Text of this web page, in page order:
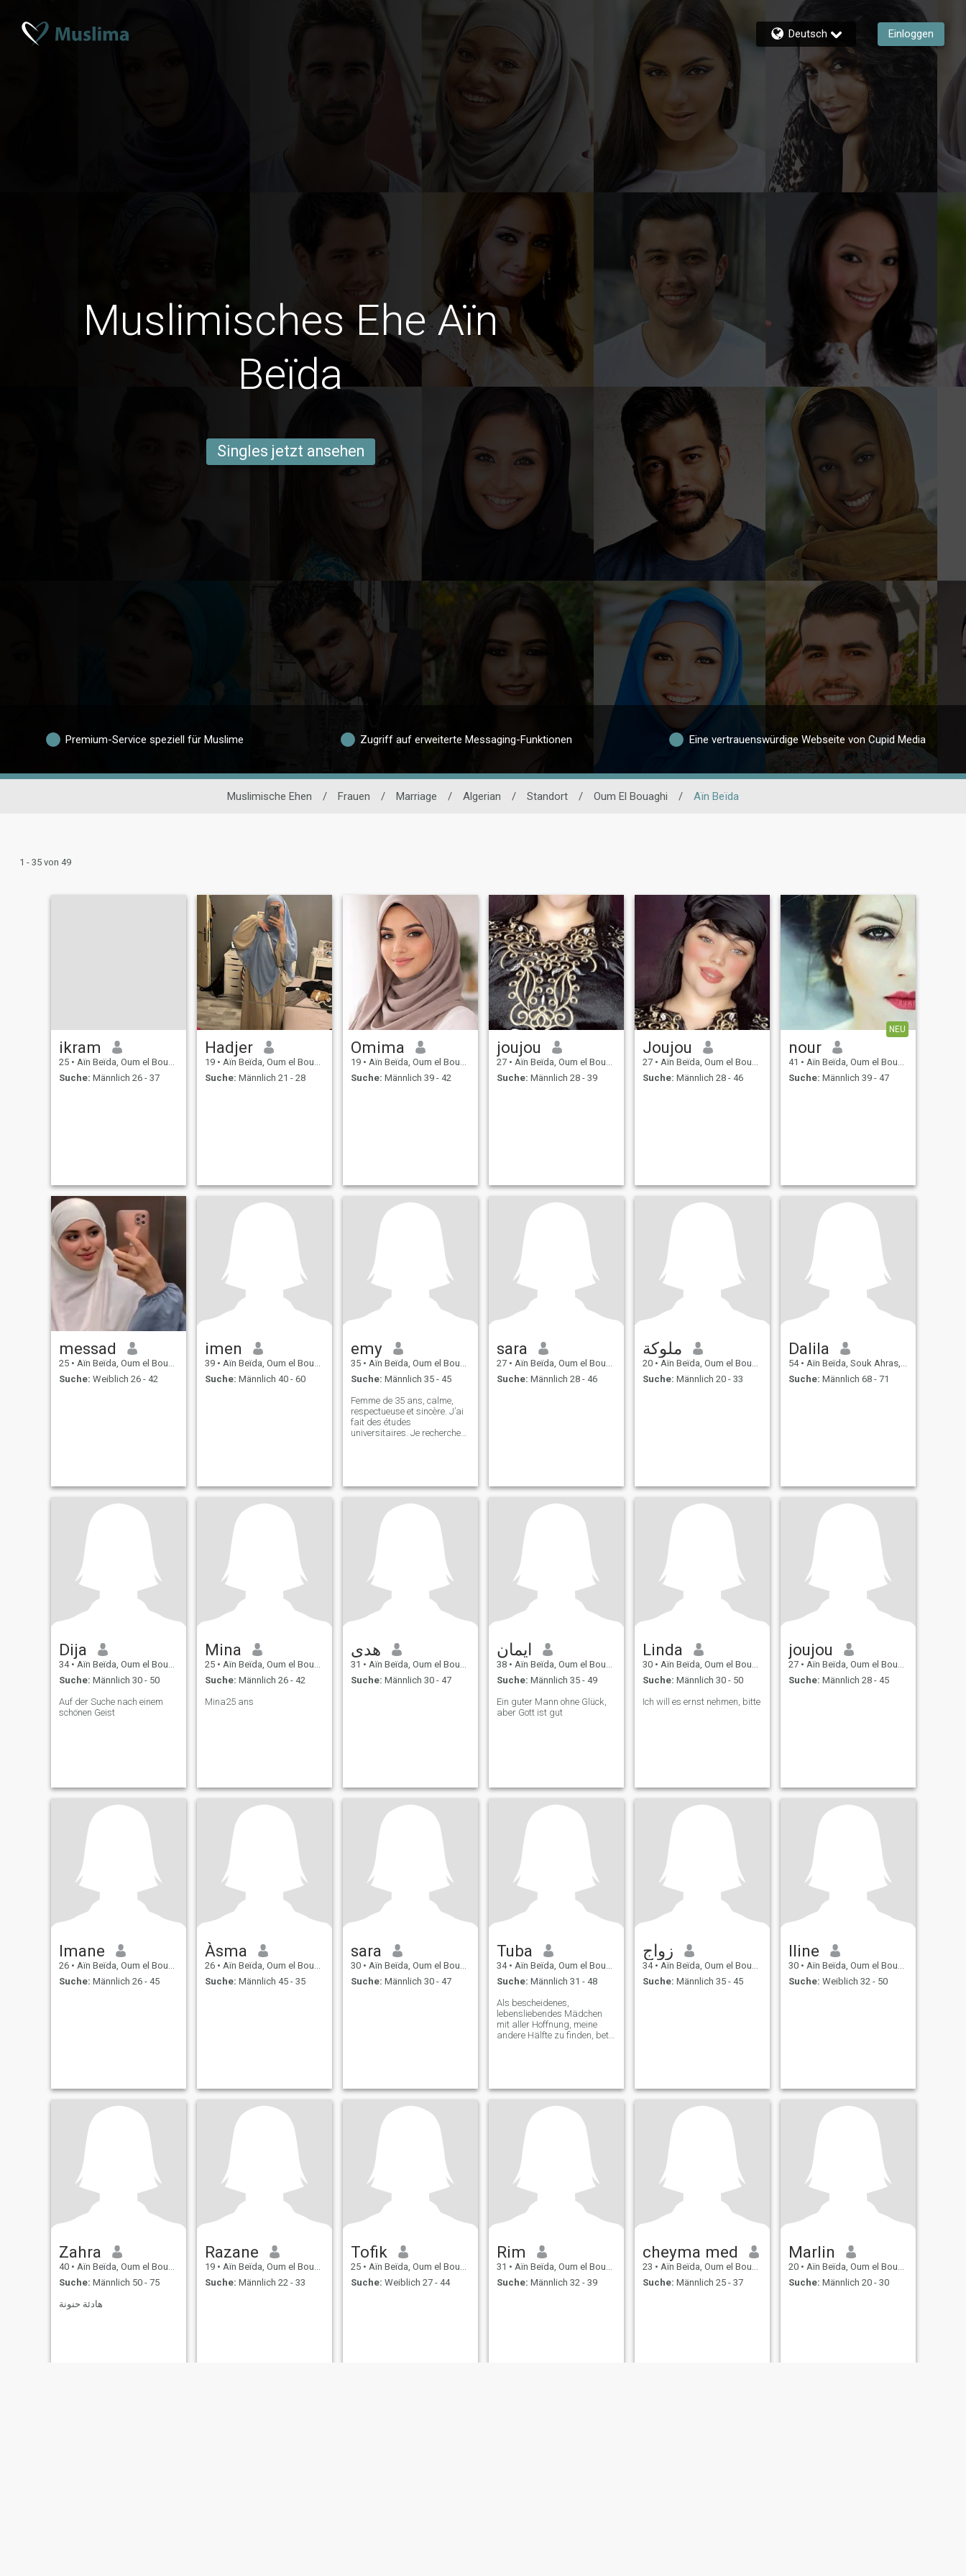
Deutsch Einloggen
Muslimisches Ehe Aïn
Beïda
Singles jetzt ansehen
Premium-Service speziell für Muslime Zugriff auf erweiterte Messaging-Funktionen Eine vertrauenswürdige Webseite von Cupid Media
Muslimische Ehen / Frauen / Marriage / Algerian / Standort / Oum El Bouaghi / Aïn Beïda
1 - 35 von 49
ikram
25 • Aïn Beïda, Oum el Bouaghi, Algerien
Suche: Männlich 26 - 37
Hadjer
19 • Aïn Beïda, Oum el Bouaghi, Algerien
Suche: Männlich 21 - 28
Omima
19 • Aïn Beïda, Oum el Bouaghi, Algerien
Suche: Männlich 39 - 42
joujou
27 • Aïn Beïda, Oum el Bouaghi, Algerien
Suche: Männlich 28 - 39
Joujou
27 • Aïn Beïda, Oum el Bouaghi, Algerien
Suche: Männlich 28 - 46
NEU
nour
41 • Aïn Beïda, Oum el Bouaghi, Algerien
Suche: Männlich 39 - 47
messad
25 • Aïn Beïda, Oum el Bouaghi, Algerien
Suche: Weiblich 26 - 42
imen
39 • Aïn Beïda, Oum el Bouaghi, Algerien
Suche: Männlich 40 - 60
emy
35 • Aïn Beïda, Oum el Bouaghi, Algerien
Suche: Männlich 35 - 45
Femme de 35 ans, calme,
respectueuse et sincère. J’ai
fait des études
universitaires. Je recherche
sara
27 • Aïn Beïda, Oum el Bouaghi, Algerien
Suche: Männlich 28 - 46
ملوكة
20 • Aïn Beïda, Oum el Bouaghi, Algerien
Suche: Männlich 20 - 33
Dalila
54 • Aïn Beïda, Souk Ahras, Algerien
Suche: Männlich 68 - 71
Dija
34 • Aïn Beïda, Oum el Bouaghi, Algerien
Suche: Männlich 30 - 50
Auf der Suche nach einem
schönen Geist
Mina
25 • Aïn Beïda, Oum el Bouaghi, Algerien
Suche: Männlich 26 - 42
Mina25 ans
هدى
31 • Aïn Beïda, Oum el Bouaghi, Algerien
Suche: Männlich 30 - 47
ايمان
38 • Aïn Beïda, Oum el Bouaghi, Algerien
Suche: Männlich 35 - 49
Ein guter Mann ohne Glück,
aber Gott ist gut
Linda
30 • Aïn Beïda, Oum el Bouaghi, Algerien
Suche: Männlich 30 - 50
Ich will es ernst nehmen, bitte
joujou
27 • Aïn Beïda, Oum el Bouaghi, Algerien
Suche: Männlich 28 - 45
Imane
26 • Aïn Beïda, Oum el Bouaghi, Algerien
Suche: Männlich 26 - 45
Àsma
26 • Aïn Beïda, Oum el Bouaghi, Algerien
Suche: Männlich 45 - 35
sara
30 • Aïn Beïda, Oum el Bouaghi, Algerien
Suche: Männlich 30 - 47
Tuba
34 • Aïn Beïda, Oum el Bouaghi, Algerien
Suche: Männlich 31 - 48
Als bescheidenes,
lebensliebendes Mädchen
mit aller Hoffnung, meine
andere Hälfte zu finden, bete
زواج
34 • Aïn Beïda, Oum el Bouaghi, Algerien
Suche: Männlich 35 - 45
Iline
30 • Aïn Beïda, Oum el Bouaghi, Algerien
Suche: Weiblich 32 - 50
Zahra
40 • Aïn Beïda, Oum el Bouaghi, Algerien
Suche: Männlich 50 - 75
هادئة حنونة
Razane
19 • Aïn Beïda, Oum el Bouaghi, Algerien
Suche: Männlich 22 - 33
Tofik
25 • Aïn Beïda, Oum el Bouaghi, Algerien
Suche: Weiblich 27 - 44
Rim
31 • Aïn Beïda, Oum el Bouaghi, Algerien
Suche: Männlich 32 - 39
cheyma med
23 • Aïn Beïda, Oum el Bouaghi, Algerien
Suche: Männlich 25 - 37
Marlin
20 • Aïn Beïda, Oum el Bouaghi, Algerien
Suche: Männlich 20 - 30